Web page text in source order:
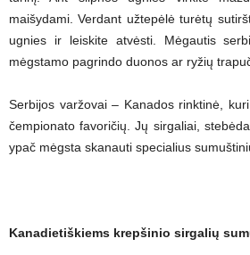
maišydami. Verdant užtepėlė turėtų
ugnies ir leiskite atvėsti. Mėgautis
mėgstamo pagrindo duonos ar ryžių
Serbijos varžovai – Kanados rinktinė,
čempionato favoričių. Jų sirgaliai,
ypač mėgsta skanauti specialius
Kanadietiškiems krepšinio sirgalių